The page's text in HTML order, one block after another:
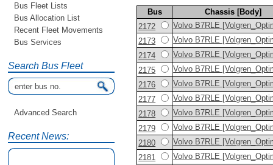
Bus Fleet Lists
Bus Allocation List
Recent Fleet Movements
Bus Services
Search Bus Fleet
Advanced Search
Recent News:
Bus
Chassis [Body]
2172
Volvo B7RLE
2173
Volvo B7RLE
2174
Volvo B7RLE
2175
Volvo B7RLE
2176
Volvo B7RLE
2177
Volvo B7RLE
2178
Volvo B7RLE
2179
Volvo B7RLE
2180
Volvo B7RLE
2181
Volvo B7RLE